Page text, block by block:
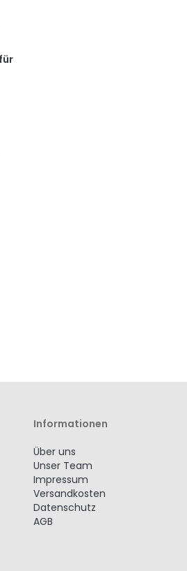
Informationen
Über uns
Unser Team
Impressum
Versandkosten
Datenschutz
AGB